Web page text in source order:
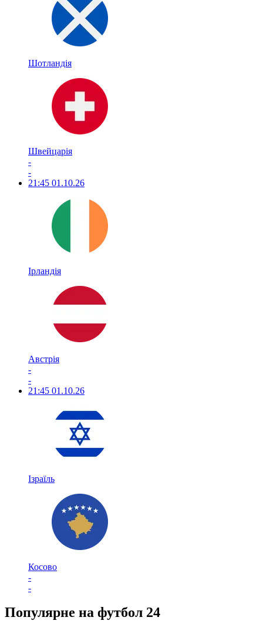
Шотландія
Швейцарія
-
-
21:45 01.10.26
Ірландія
Австрія
-
-
21:45 01.10.26
Ізраїль
Косово
-
-
Популярне на футбол 24